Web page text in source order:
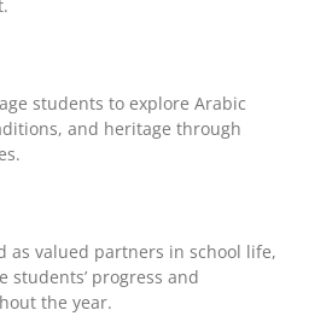
students to explore Arabic
and heritage through
as valued partners in school life,
students’ progress and
the year.